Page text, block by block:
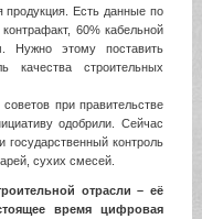
продукция. Есть данные по
60% кабельной
Нужно этому поставить
качества строительных
при правительстве
одобрили. Сейчас
государственный контроль
сухих смесей.
отрасли – её
время цифровая